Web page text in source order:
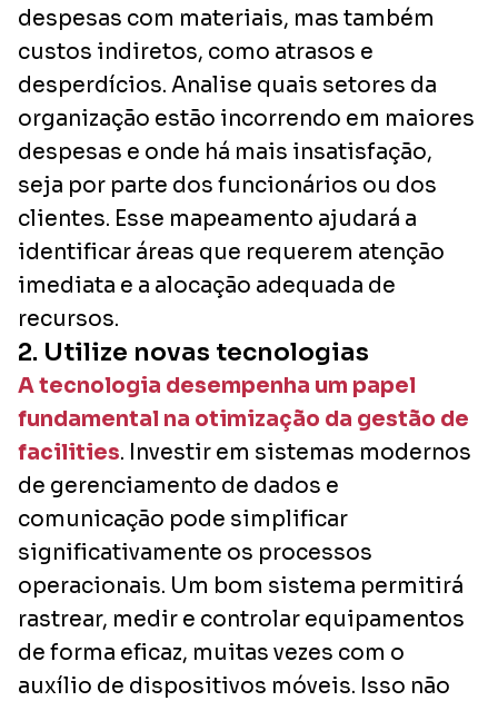
despesas com materiais, mas também
custos indiretos, como atrasos e
desperdícios. Analise quais setores da
organização estão incorrendo em maiores
despesas e onde há mais insatisfação,
seja por parte dos funcionários ou dos
clientes. Esse mapeamento ajudará a
identificar áreas que requerem atenção
imediata e a alocação adequada de
recursos.
2. Utilize novas tecnologias
A tecnologia desempenha um papel
fundamental na otimização da gestão de
facilities. Investir em sistemas modernos
de gerenciamento de dados e
comunicação pode simplificar
significativamente os processos
operacionais. Um bom sistema permitirá
rastrear, medir e controlar equipamentos
de forma eficaz, muitas vezes com o
auxílio de dispositivos móveis. Isso não